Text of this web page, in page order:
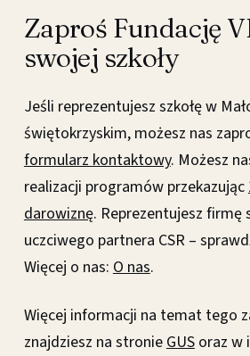
Zaproś Fundację
swojej szkoły
Jeśli reprezentujesz szkołę w
świętokrzyskim, możesz nas
formularz kontaktowy. Możesz
realizacji programów przekazując
darowiznę. Reprezentujesz firmę
uczciwego partnera CSR –
Więcej o nas: O nas.
Więcej informacji na temat tego
znajdziesz na stronie GUSoraz w